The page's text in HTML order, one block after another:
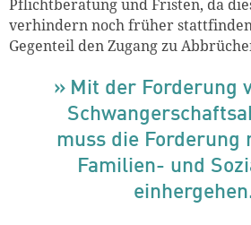
Pflichtberatung und Fristen, da
verhindern noch früher
Gegenteil den Zugang zu
Mit der Forderung
muss die Forderung
Familien- und
einhergehen